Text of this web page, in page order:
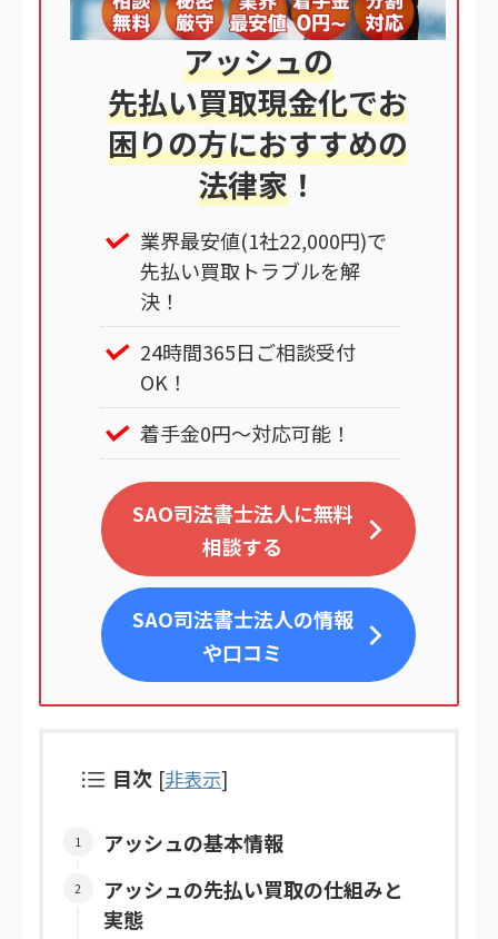
アッシュの
先払い買取現金化でお
困りの方におすすめの
法律家 ！
業界最安値(1社22,000円)で
先払い買取トラブルを解
決！
24時間365日ご相談受付
OK！
着手金0円～対応可能！
SAO司法書士法人に無料
相談する
SAO司法書士法人の情報
や口コミ
目次 [非表示]
アッシュの基本情報
アッシュの先払い買取の仕組みと
実態